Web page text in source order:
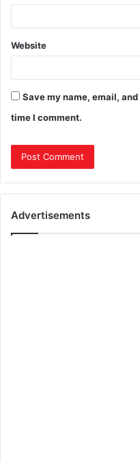
Website
Save my name, email,
time I comment.
Advertisements